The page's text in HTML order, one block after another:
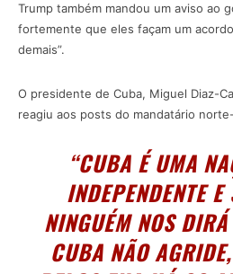
Trump também mandou um aviso ao
fortemente que eles façam um
demais”.
O presidente de Cuba, Miguel Diaz-
reagiu aos posts do mandatário
“CUBA É UMA
INDEPENDENTE
NINGUÉM NOS
CUBA NÃO